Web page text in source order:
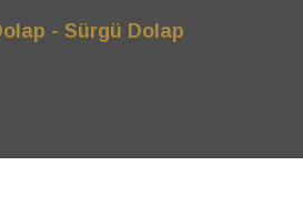
- Sürgü Dolap